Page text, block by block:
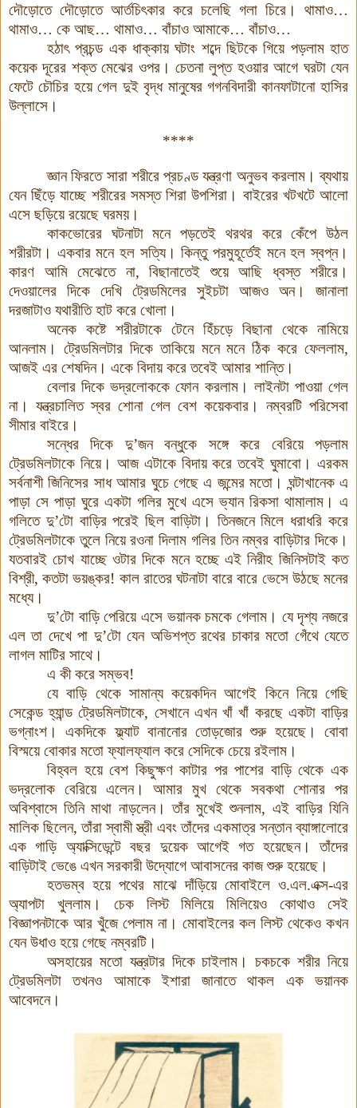
দৌড়োতে দৌড়োতে আর্তচিৎকার করে চলেছি গলা চিরে । থামাও…
থামাও… কে আছ… থামাও… বাঁচাও আমাকে… বাঁচাও…
হঠাৎ প্রচন্ড এক ধাক্কায় ঘটাং শব্দে ছিটকে গিয়ে পড়লাম হাত
কয়েক দূরের শক্ত মেঝের ওপর। চেতনা লুপ্ত হওয়ার আগে ঘরটা যেন
ফেটে চৌচির হয়ে গেল দুই বৃদ্ধ মানুষের গগনবিদারী কানফাটানো হাসির
উল্লাসে ।
****
জ্ঞান ফিরতে সারা শরীরে প্রচণ্ড যন্ত্রণা অনুভব করলাম। ব্যথায়
যেন ছিঁড়ে যাচ্ছে শরীরের সমস্ত শিরা উপশিরা । বাইরের খটখটে আলো
এসে ছড়িয়ে রয়েছে ঘরময়।
কাকভোরের ঘটনাটা মনে পড়তেই থরথর করে কেঁপে উঠল
শরীরটা । একবার মনে হল সত্যি। কিন্তু পরমুহূর্তেই মনে হল স্বপ্ন।
কারণ আমি মেঝেতে না, বিছানাতেই শুয়ে আছি ধ্বস্ত শরীরে ।
দেওয়ালের দিকে দেখি ট্রেডমিলের সুইচটা আজও অন।
জানালা
দরজাটাও যথারীতি হাট করে খোলা ।
অনেক কষ্টে শরীরটাকে টেনে হিঁচড়ে বিছানা থেকে নামিয়ে
আনলাম । ট্রেডমিলটার দিকে তাকিয়ে মনে মনে ঠিক করে ফেললাম,
আজই এর শেষদিন। একে বিদায় করে তবেই আমার শান্তি।
বেলার দিকে ভদ্রলোককে ফোন করলাম। লাইনটা পাওয়া গেল
না । যন্ত্রচালিত স্বর শোনা গেল বেশ কয়েকবার ।
নম্বরটি পরিসেবা
সীমার বাইরে ।
সন্ধের দিকে দু’জন বন্ধুকে সঙ্গে করে বেরিয়ে পড়লাম
ট্রেডমিলটাকে নিয়ে। আজ এটাকে বিদায় করে তবেই ঘুমাবো । এরকম
সর্বনাশী জিনিসের সাধ আমার ঘুচে গেছে এ জন্মের মতো । ঘন্টাখানেক এ
পাড়া সে পাড়া ঘুরে একটা গলির মুখে এসে ভ্যান রিকসা থামালাম । এ
গলিতে দু’টো বাড়ির পরেই ছিল বাড়িটা। তিনজনে মিলে ধরাধরি করে
ট্রেডমিলটাকে তুলে নিয়ে রওনা দিলাম গলির তিন নম্বর বাড়িটার দিকে ।
যতবারই চোখ যাচ্ছে ওটার দিকে মনে হচ্ছে এই নিরীহ জিনিসটাই কত
বিশ্রী,কতটা ভয়ঙ্কর! কাল রাতের ঘটনাটা বারে বারে ভেসে উঠছে মনের
মধ্যে।
দু’টো বাড়ি পেরিয়ে এসে ভয়ানক চমকে গেলাম । যে দৃশ্য নজরে
এল তা দেখে পা দু’টো যেন অভিশপ্ত রথের চাকার মতো গেঁথে যেতে
লাগল মাটির সাথে।
এ কী করে সম্ভব!
যে বাড়ি থেকে সামান্য কয়েকদিন আগেই কিনে নিয়ে গেছি
সেকেন্ড হ্যান্ড ট্রেডমিলটাকে, সেখানে এখন খাঁ খাঁ করছে একটা বাড়ির
ভগ্নাংশ । একদিকে ফ্ল্যাট বানানোর তোড়জোর শুরু হয়েছে।
বোবা
বিস্ময়ে বোকার মতো ফ্যালফ্যাল করে সেদিকে চেয়ে রইলাম ।
বিহ্বল হয়ে বেশ কিছুক্ষণ কাটার পর পাশের বাড়ি থেকে এক
ভদ্রলোক বেরিয়ে এলেন।
আমার মুখ থেকে সবকথা শোনার পর
অবিশ্বাসে তিনি মাথা নাড়লেন। তাঁর মুখেই শুনলাম, এই বাড়ির যিনি
মালিক ছিলেন,তাঁরা স্বামী স্ত্রী এবং তাঁদের একমাত্র সন্তান ব্যাঙ্গালোরে
এক গাড়ি অ্যাক্সিডেন্টে বছর দুয়েক আগেই গত হয়েছেন।
তাঁদের
বাড়িটাই ভেঙে এখন সরকারী উদ্যোগে আবাসনের কাজ শুরু হয়েছে ।
হতভম্ব হয়ে পথের মাঝে দাঁড়িয়ে মোবাইলে ও.এল.এক্স-এর
অ্যাপটা খুললাম।
চেক লিস্ট মিলিয়ে মিলিয়েও কোথাও সেই
বিজ্ঞাপনটাকে আর খুঁজে পেলাম না । মোবাইলের কল লিস্ট থেকেও কখন
যেন উধাও হয়ে গেছে নম্বরটি ।
অসহায়ের মতো যন্ত্রটার দিকে চাইলাম ।
চকচকে শরীর নিয়ে
ট্রেডমিলটা তখনও আমাকে ইশারা জানাতে থাকল এক ভয়ানক
আবেদনে।